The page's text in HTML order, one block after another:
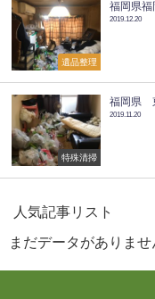
遺品整理
福岡県福
2019.12.20
特殊清掃
福岡県
2019.11.20
人気記事リスト
まだデータがありませ